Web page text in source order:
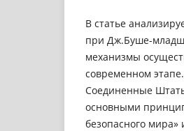
В статье
при Дж.Буше-
механизмы
современном
Соединенные
основными
безопасного мира»